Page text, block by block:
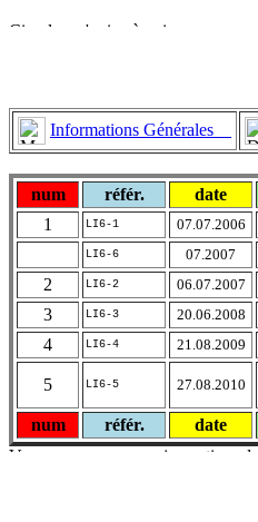
Informations Générales
num référ. date
1
LI6-1 07.07.2006
LI6-6 07.2007
2
LI6-2 06.07.2007
3
LI6-3 20.06.2008
4
LI6-4 21.08.2009
5 LI6-5 27.08.2010
num référ. date